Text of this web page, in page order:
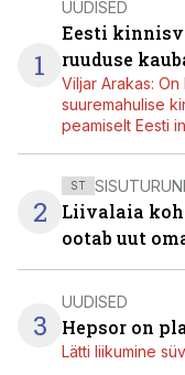
1
UUDISED
Eesti
ruuduse
Viljar Arakas:
suuremahulise
peamiselt Eesti
2
ST
Liivalaia
ootab uut
3
UUDISED
Hepsor on
Lätti liikumine